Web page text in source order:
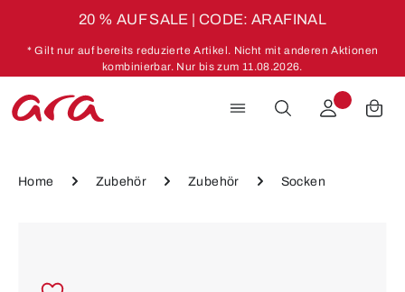
20 % AUF SALE | CODE: ARAFINAL
* Gilt nur auf bereits reduzierte Artikel. Nicht mit anderen Aktionen
kombinierbar. Nur bis zum 11.08.2026.
Home Zubehör Zubehör Socken